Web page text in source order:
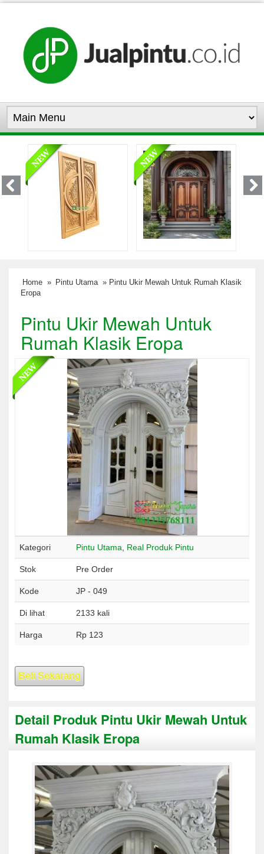
Home » Pintu Utama » Pintu Ukir Mewah Untuk Rumah Klasik
Eropa
Pintu Ukir Mewah Untuk
Rumah Klasik Eropa
Kategori Pintu Utama, Real Produk Pintu
Stok Pre Order
Kode JP - 049
Di lihat 2133 kali
Harga Rp 123
Beli Sekarang
Detail Produk Pintu Ukir Mewah Untuk
Rumah Klasik Eropa